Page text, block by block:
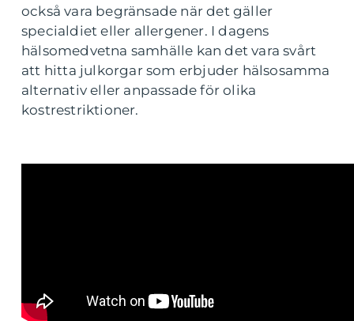
också vara begränsade när det gäller
specialdiet eller allergener. I dagens
hälsomedvetna samhälle kan det vara svårt
att hitta julkorgar som erbjuder hälsosamma
alternativ eller anpassade för olika
kostrestriktioner.